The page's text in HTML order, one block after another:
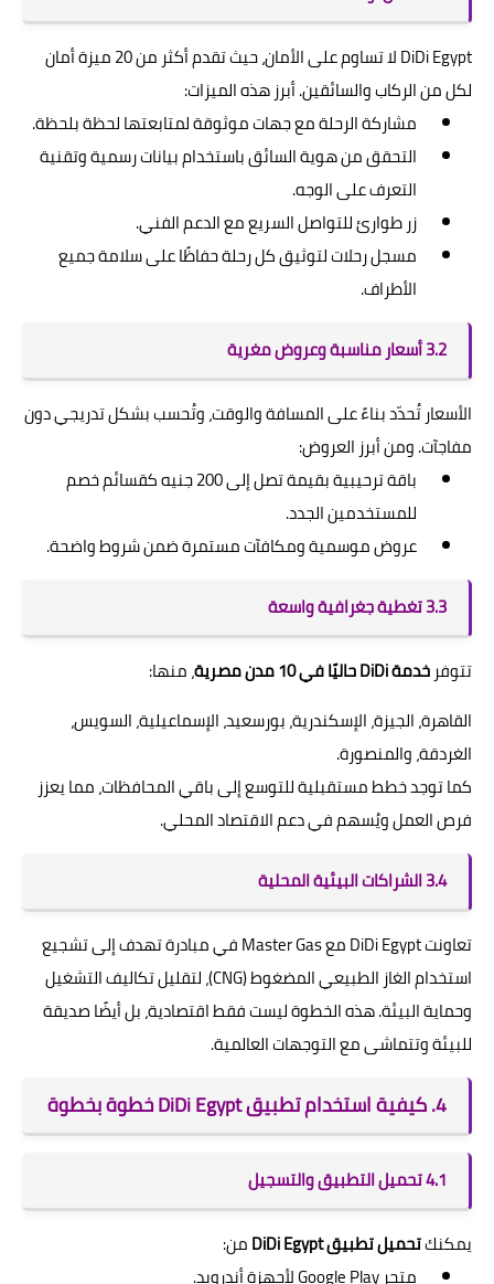
DiDi Egypt لا تساوم على الأمان، حيث تقدم أكثر من 20 ميزة أمان
لكل من الركاب والسائقين. أبرز هذه الميزات:
مشاركة الرحلة مع جهات موثوقة لمتابعتها لحظة بلحظة.
التحقق من هوية السائق باستخدام بيانات رسمية وتقنية
التعرف على الوجه.
زر طوارئ للتواصل السريع مع الدعم الفني.
مسجل رحلات لتوثيق كل رحلة حفاظًا على سلامة جميع
الأطراف.
3.2 أسعار مناسبة وعروض مغرية
الأسعار تُحدّد بناءً على المسافة والوقت، وتُحسب بشكل تدريجي دون
مفاجآت. ومن أبرز العروض:
باقة ترحيبية بقيمة تصل إلى 200 جنيه كقسائم خصم
للمستخدمين الجدد.
عروض موسمية ومكافآت مستمرة ضمن شروط واضحة.
3.3 تغطية جغرافية واسعة
تتوفرخدمة DiDi حاليًا في 10 مدن مصرية
، منها:
القاهرة، الجيزة، الإسكندرية، بورسعيد، الإسماعيلية، السويس،
الغردقة، والمنصورة.
كما توجد خطط مستقبلية للتوسع إلى باقي المحافظات، مما يعزز
فرص العمل ويُسهم في دعم الاقتصاد المحلي.
3.4 الشراكات البيئية المحلية
تعاونت DiDi Egypt مع Master Gas في مبادرة تهدف إلى تشجيع
استخدام الغاز الطبيعي المضغوط (CNG)، لتقليل تكاليف التشغيل
وحماية البيئة. هذه الخطوة ليست فقط اقتصادية، بل أيضًا صديقة
للبيئة وتتماشى مع التوجهات العالمية.
4. كيفية استخدام تطبيق DiDi Egypt خطوة بخطوة
4.1 تحميل التطبيق والتسجيل
يمكنكتحميل تطبيق DiDi Egypt
من:
متجر Google Play لأجهزة أندرويد.